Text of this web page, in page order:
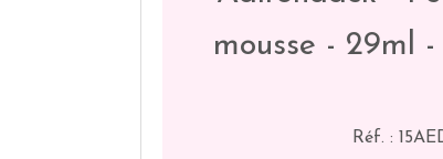
mousse - 29ml
Réf. :